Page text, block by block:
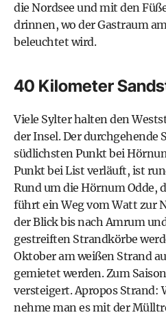
die Nordsee und mit den
drinnen, wo der Gastraum
beleuchtet wird.
40 Kilometer
Viele Sylter halten den
der Insel. Der durchgehende
südlichsten Punkt bei
Punkt bei List verläuft, ist
Rund um die Hörnum Odde,
führt ein Weg vom Watt zur
der Blick bis nach Amrum
gestreiften Strandkörbe
Oktober am weißen Strand
gemietet werden. Zum
versteigert. Apropos Strand:
nehme man es mit der